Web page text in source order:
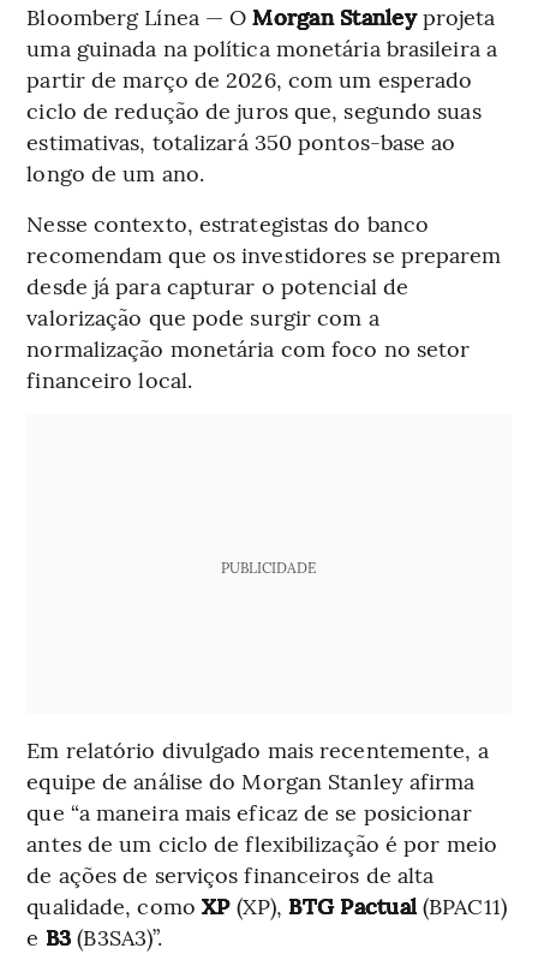
Bloomberg Línea — OMorgan Stanleyprojeta
uma guinada na política monetária brasileira a
partir de março de 2026, com um esperado
ciclo de redução de juros que, segundo suas
estimativas, totalizará 350 pontos-base ao
longo de um ano.
Nesse contexto, estrategistas do banco
recomendam que os investidores se preparem
desde já para capturar o potencial de
valorização que pode surgir com a
normalização monetária com foco no setor
financeiro local.
PUBLICIDADE
Em relatório divulgado mais recentemente, a
equipe de análise do Morgan Stanley afirma
que “a maneira mais eficaz de se posicionar
antes de um ciclo de flexibilização é por meio
de ações de serviços financeiros de alta
qualidade, como XP (XP), BTG Pactual(BPAC11)
e B3(B3SA3)”.